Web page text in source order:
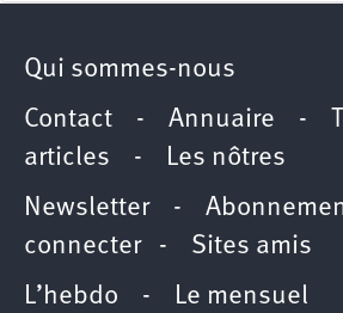
Qui sommes-nous
Contact - Annuaire -
articles - Les nôtres
Newsletter-
connecter- Sites amis
L’hebdo - Le mensuel